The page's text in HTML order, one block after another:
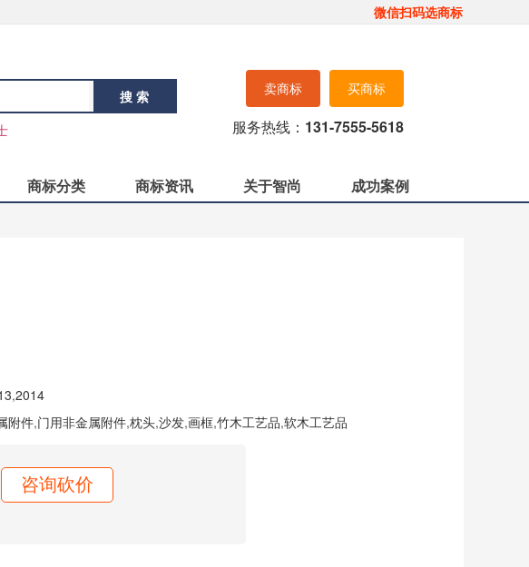
微信扫码选商标
搜 索
买商标
卖商标
服务热线： 131-7555-5618
商标分类 商标资讯 关于智尚 成功案例
,2014
附件,门用非金属附件,枕头,沙发,画框,竹木工艺品,软木工艺品
咨询砍价